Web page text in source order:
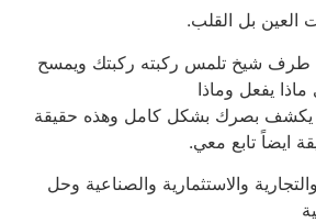
العين بل القلب.
طرف شيخ تلمس ركبته ركبتك ويمسح
يفعل وماذا
بصرك بشكل كامل وهذه حقيقة
ايضاً تابع معي.
والاستثمارية والصناعية وحل